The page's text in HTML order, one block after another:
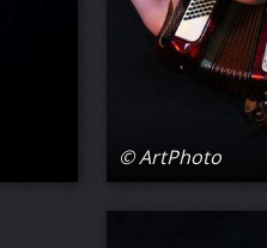
© ArtPhoto